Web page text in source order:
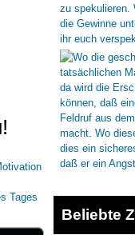
Tages
Beliebte